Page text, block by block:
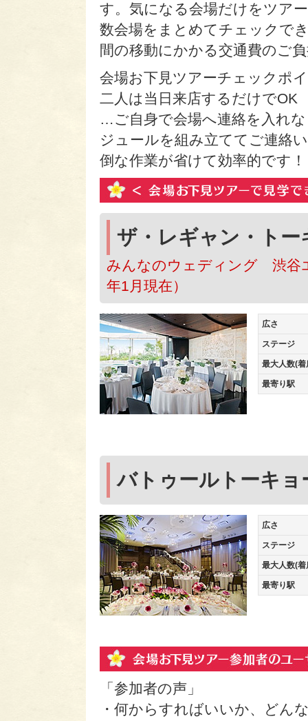
す。気になる会場だけをツア
数会場をまとめてチェックで
間の移動にかかる交通費のご
会場お下見ツアーチェックポ
二人は当日来店するだけでOK
…ご自身で会場へ連絡を入れ
ジュールを組み立ててご連絡
倒な作業が省けて効率的です！
ザ・レギャン・トー
みんなのウェディング 渋谷
年1月現在）
広さ
ステージ
最大人数(着
最寄り駅
バトゥールトーキョ
広さ
ステージ
最大人数(着
最寄り駅
「参加者の声」
・何からすればいいか、どん